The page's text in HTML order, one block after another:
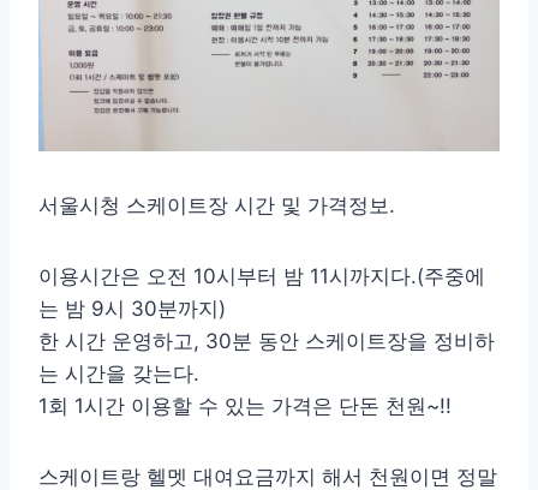
서울시청 스케이트장 시간 및 가격정보.
이용시간은 오전 10시부터 밤 11시까지다.(주중에
는 밤 9시 30분까지)
한 시간 운영하고, 30분 동안 스케이트장을 정비하
는 시간을 갖는다.
1회 1시간 이용할 수 있는 가격은 단돈 천원~!!
스케이트랑 헬멧 대여요금까지 해서 천원이면 정말